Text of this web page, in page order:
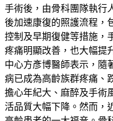
手術後，由骨科團隊執行
後加速康復的照護流程，
控制及早期復健等措施，
疼痛明顯改善，也大幅提
中心方彥博醫師表示，隨
病已成為高齡族群疼痛、
擔心年紀大、麻醉及手術
活品質大幅下降。然而，